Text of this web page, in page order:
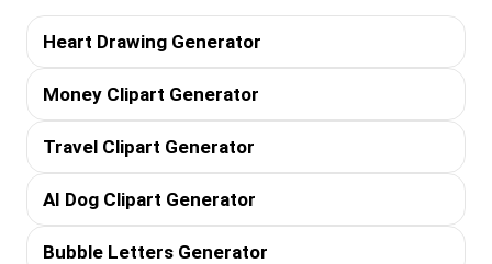
Heart Drawing Generator
Money Clipart Generator
Travel Clipart Generator
AI Dog Clipart Generator
Bubble Letters Generator